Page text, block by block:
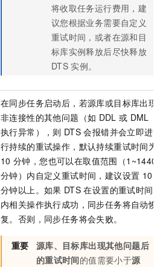
将收取任务运行费用，建
议您根据业务需要自定义
重试时间，或者在源和目
标库实例释放后尽快释放
DTS 实例。
在同步任务启动后，若源库或目标库出现
非连接性的其他问题（如 DDL 或 DML
执行异常），则 DTS 会报错并会立即进
行持续的重试操作，默认持续重试时间为
10 分钟，您也可以在取值范围（1~1440
分钟）内自定义重试时间，建议设置 10
分钟以上。如果 DTS 在设置的重试时间
内相关操作执行成功，同步任务将自动恢
复。否则，同步任务将会失败。
重要
源库、目标库出现其他问题后
的重试时间的值需要小于源